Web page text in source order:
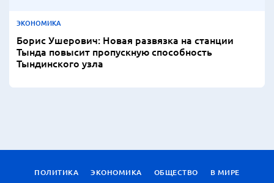
ЭКОНОМИКА
Борис Ушерович: Новая развязка на станции
Тында повысит пропускную способность
Тындинского узла
ПОЛИТИКА ЭКОНОМИКА ОБЩЕСТВО В МИРЕ